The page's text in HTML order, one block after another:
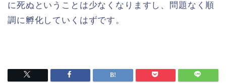
に死ぬということは少なくなりますし、問題なく順
調に孵化していくはずです。